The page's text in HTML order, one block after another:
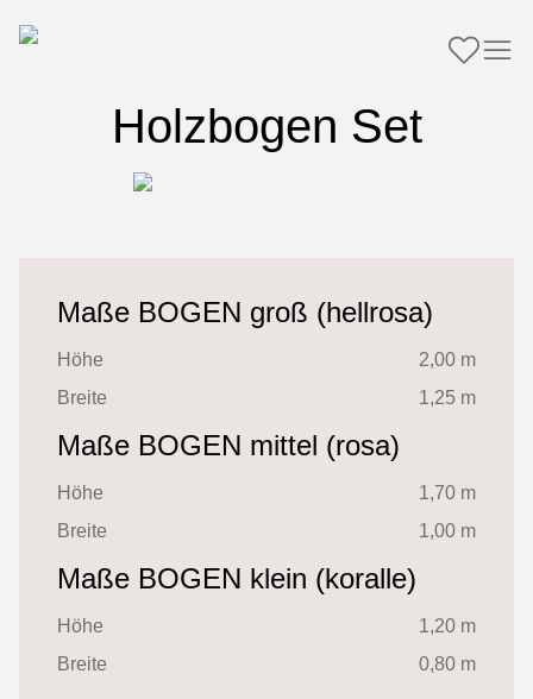
Holzbogen Set
Maße BOGEN groß (hellrosa)
Höhe
2,00 m
Breite
1,25 m
Maße BOGEN mittel (rosa)
Höhe
1,70 m
Breite
1,00 m
Maße BOGEN klein (koralle)
Höhe
1,20 m
Breite
0,80 m